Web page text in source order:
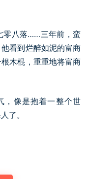
零八落……三年前，蛮
看到烂醉如泥的富商
木棍，重重地将富商
，像是抱着一整个世
了。